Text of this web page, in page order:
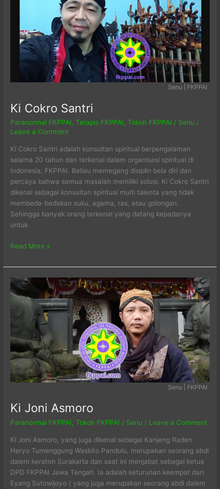
Senu | FKPPAI
Ki Cokro Santri
Paranormal FKPPAI,Terapis FKPPAI,Tokoh FKPPAI / Senu /
Leave a Comment
Ki Cokro Santri adalah konsultan spiritual berpengalaman
selama 20 tahun dan terkenal dalam organisasi spiritual di
Indonesia, FKPPAI. Beliau memegang disiplin bela diri dan
percaya bahwa semua masalah memiliki solusi. Ki Cokro Santri
dikenal sebagai konsultan spiritual multi talenta yang tidak
membeda-bedakan suku, agama, ras, atau golongan.
Sehingga banyak orang terkenal yang datang kepadanya
untuk
Ki
Santri
Read More »
Senu | FKPPAI
Ki Joni Asmoro
Paranormal FKPPAI,Tokoh FKPPAI / Senu / Leave a Comment
Ki Joni Asmoro, yang juga dikenal sebagai Kanjeng Raden
Haryo Tumenggung Waskito Pandulu, merupakan seorang abdi
dalem keraton Surakarta dan saat ini menjabat sebagai ketua
DPD FKPPAI Jawa Tengah. Ia adalah keturunan keempat dari
Eyang Sutowijoyo ( yang juga merupakan seorang abdi dalem